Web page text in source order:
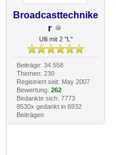
Broadcasttechnike
r
Ulli mit 2 "L"
Beiträge: 34.558
Themen: 230
Registriert seit: May 2007
Bewertung: 262
Bedankte sich: 7773
8530x gedankt in 6932
Beiträgen